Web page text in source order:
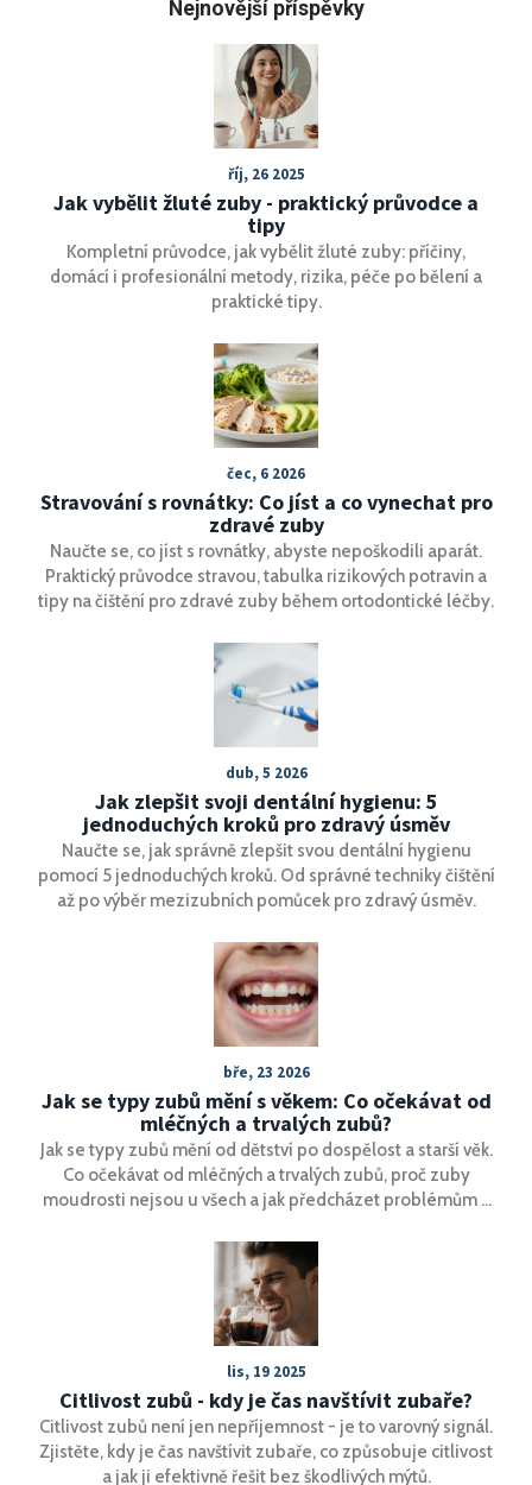
Nejnovější příspěvky
říj, 26 2025
Jak vybělit žluté zuby - praktický průvodce a
tipy
Kompletní průvodce, jak vybělit žluté zuby: příčiny,
domácí i profesionální metody, rizika, péče po bělení a
praktické tipy.
čec, 6 2026
Stravování s rovnátky: Co jíst a co vynechat pro
zdravé zuby
Naučte se, co jíst s rovnátky, abyste nepoškodili aparát.
Praktický průvodce stravou, tabulka rizikových potravin a
tipy na čištění pro zdravé zuby během ortodontické léčby.
dub, 5 2026
Jak zlepšit svoji dentální hygienu: 5
jednoduchých kroků pro zdravý úsměv
Naučte se, jak správně zlepšit svou dentální hygienu
pomocí 5 jednoduchých kroků. Od správné techniky čištění
až po výběr mezizubních pomůcek pro zdravý úsměv.
bře, 23 2026
Jak se typy zubů mění s věkem: Co očekávat od
mléčných a trvalých zubů?
Jak se typy zubů mění od dětství po dospělost a starší věk.
Co očekávat od mléčných a trvalých zubů, proč zuby
moudrosti nejsou u všech a jak předcházet problémům v
lis, 19 2025
Citlivost zubů - kdy je čas navštívit zubaře?
Citlivost zubů není jen nepříjemnost - je to varovný signál.
Zjistěte, kdy je čas navštívit zubaře, co způsobuje citlivost
a jak ji efektivně řešit bez škodlivých mýtů.